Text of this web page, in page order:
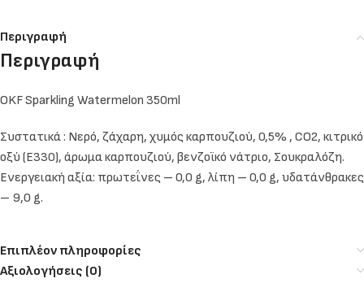
Περιγραφή
Περιγραφή
OKF Sparkling Watermelon 350ml
Συστατικά : Νερό, ζάχαρη, χυμός καρπουζιού, 0,5% , CO2, κιτρικό
οξύ (E330), άρωμα καρπουζιού, βενζοϊκό νάτριο, Σουκραλόζη.
Ενεργειακή αξία: πρωτεΐνες – 0,0 g, λίπη – 0,0 g, υδατάνθρακες
– 9,0 g.
Επιπλέον πληροφορίες
Αξιολογήσεις (0)